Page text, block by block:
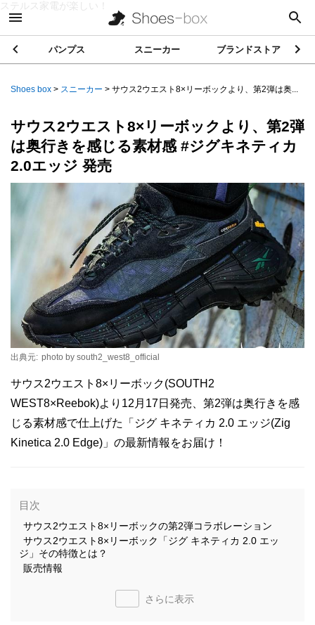
ステルス家電が楽しい！
パンプス スニーカー ブランドストア
Shoes box > スニーカー > サウス2ウエスト8×リーボックより、第2弾は奥...
サウス2ウエスト8×リーボックより、第2弾
は奥行きを感じる素材感 #ジグキネティカ
2.0エッジ 発売
出典元: photo by south2_west8_official
サウス2ウエスト8×リーボック(SOUTH2
WEST8×Reebok)より12月17日発売、第2弾は奥行きを感
じる素材感で仕上げた「ジグ キネティカ 2.0 エッジ(Zig
Kinetica 2.0 Edge)」の最新情報をお届け！
目次
サウス2ウエスト8×リーボックの第2弾コラボレーション
サウス2ウエスト8×リーボック「ジグ キネティカ 2.0 エッ
ジ」その特徴とは？
販売情報
さらに表示